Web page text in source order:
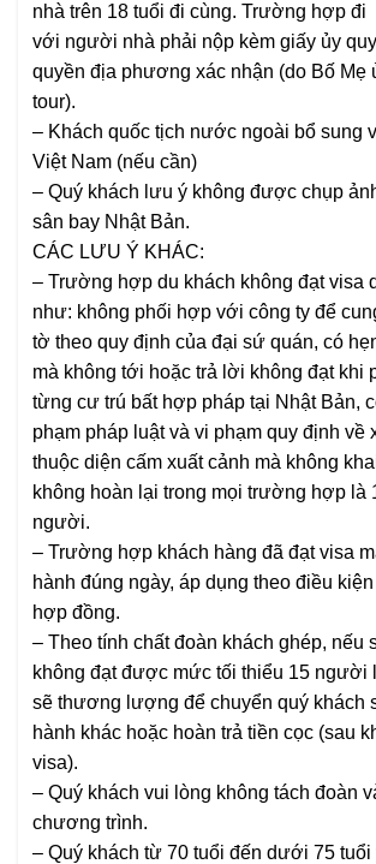
nhà trên 18 tuổi đi cùng. Trường hợp đi
với người nhà phải nộp kèm giấy ủy
quyền địa phương xác nhận (do Bố Mẹ
tour).
– Khách quốc tịch nước ngoài bổ sung
Việt Nam (nếu cần)
– Quý khách lưu ý không được chụp
sân bay Nhật Bản.
CÁC LƯU Ý KHÁC:
– Trường hợp du khách không đạt visa
như: không phối hợp với công ty để
tờ theo quy định của đại sứ quán, có
mà không tới hoặc trả lời không đạt khi
từng cư trú bất hợp pháp tại Nhật Bản,
phạm pháp luật và vi phạm quy định về
thuộc diện cấm xuất cảnh mà không
không hoàn lại trong mọi trường hợp là
người.
– Trường hợp khách hàng đã đạt visa
hành đúng ngày, áp dụng theo điều
hợp đồng.
– Theo tính chất đoàn khách ghép, nếu
không đạt được mức tối thiểu 15 người
sẽ thương lượng để chuyển quý khách
hành khác hoặc hoàn trả tiền cọc (sau
visa).
– Quý khách vui lòng không tách đoàn
chương trình.
– Quý khách từ 70 tuổi đến dưới 75 tuổi